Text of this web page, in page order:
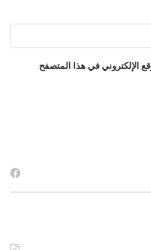
الإلكتروني في هذا المتصفح